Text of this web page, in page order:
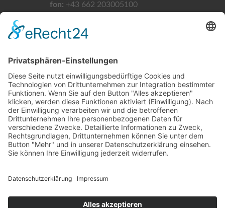
fon: +43 662 203005100
Schweiz:
fon:+41 61 5113900
email: info@taxikomm24.ch
LINKS
Datenschutz